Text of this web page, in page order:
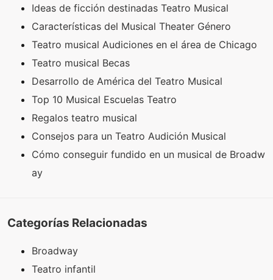
Ideas de ficción destinadas Teatro Musical
Características del Musical Theater Género
Teatro musical Audiciones en el área de Chicago
Teatro musical Becas
Desarrollo de América del Teatro Musical
Top 10 Musical Escuelas Teatro
Regalos teatro musical
Consejos para un Teatro Audición Musical
Cómo conseguir fundido en un musical de Broadw
ay
Categorías Relacionadas
Broadway
Teatro infantil